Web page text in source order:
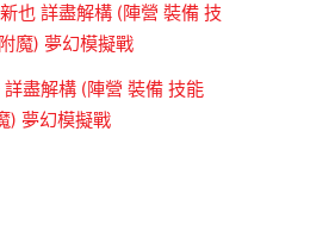
也 詳盡解構 (陣營 裝備 技
魔) 夢幻模擬戰
盡解構 (陣營 裝備 技能
) 夢幻模擬戰